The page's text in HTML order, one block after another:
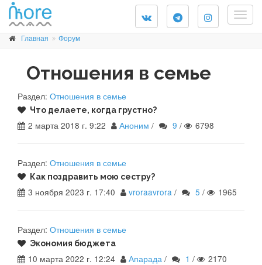
Главная Форум
Отношения в семье
Раздел: Отношения в семье
Что делаете, когда грустно?
2 марта 2018 г. 9:22 Аноним / 9 / 6798
Раздел: Отношения в семье
Как поздравить мою сестру?
3 ноября 2023 г. 17:40 vroraavrora / 5 / 1965
Раздел: Отношения в семье
Экономия бюджета
10 марта 2022 г. 12:24 Апарада / 1 / 2170